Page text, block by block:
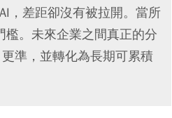
，差距卻沒有被拉開。當所
。未來企業之間真正的分
準，並轉化為長期可累積